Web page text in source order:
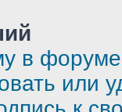
в
или